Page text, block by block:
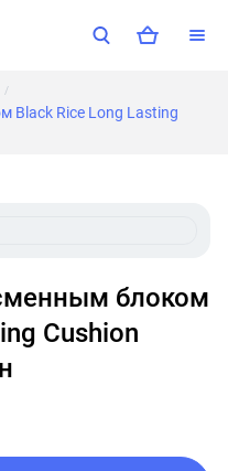
/
Black Rice Long Lasting
Cushion